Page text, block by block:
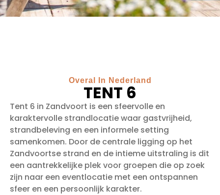
Overal In Nederland
TENT 6
Tent 6 in Zandvoort is een sfeervolle en
karaktervolle strandlocatie waar gastvrijheid,
strandbeleving en een informele setting
samenkomen. Door de centrale ligging op het
Zandvoortse strand en de intieme uitstraling is dit
een aantrekkelijke plek voor groepen die op zoek
zijn naar een eventlocatie met een ontspannen
sfeer en een persoonlijk karakter.